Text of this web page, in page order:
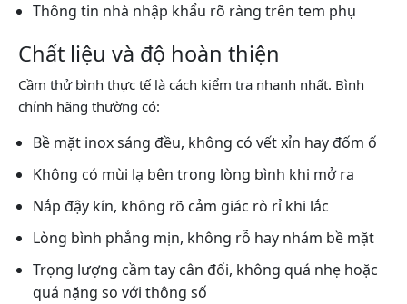
Thông tin nhà nhập khẩu rõ ràng trên tem phụ
Chất liệu và độ hoàn thiện
Cầm thử bình thực tế là cách kiểm tra nhanh nhất. Bình
chính hãng thường có:
Bề mặt inox sáng đều, không có vết xỉn hay đốm ố
Không có mùi lạ bên trong lòng bình khi mở ra
Nắp đậy kín, không rõ cảm giác rò rỉ khi lắc
Lòng bình phẳng mịn, không rỗ hay nhám bề mặt
Trọng lượng cầm tay cân đối, không quá nhẹ hoặc
quá nặng so với thông số